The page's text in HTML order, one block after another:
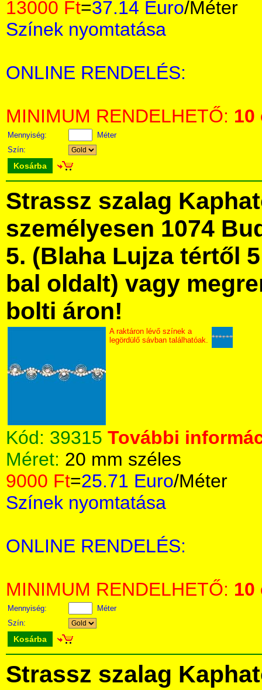
13000 Ft=37.14 Euro/Méter
Színek nyomtatása
ONLINE RENDELÉS:
MINIMUM RENDELHETŐ: 10
Mennyiség:
Méter
Szín:
Kosárba
Strassz szalag
személyesen 1074
5. (Blaha Lujza tértől
bal oldalt) vagy
bolti áron!
A raktáron lévő színek a
legördülő sávban találhatóak.
Kód: 39315 További
Méret: 20 mm széles
9000 Ft=25.71 Euro/Méter
Színek nyomtatása
ONLINE RENDELÉS:
MINIMUM RENDELHETŐ: 10
Mennyiség:
Méter
Szín:
Kosárba
Strassz szalag